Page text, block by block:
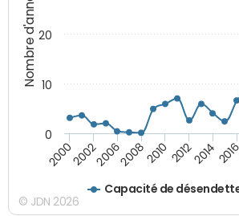
Nombre d'années
Capacité de
20002002200620082010 201220142016
0
10
20
© JDN 2026